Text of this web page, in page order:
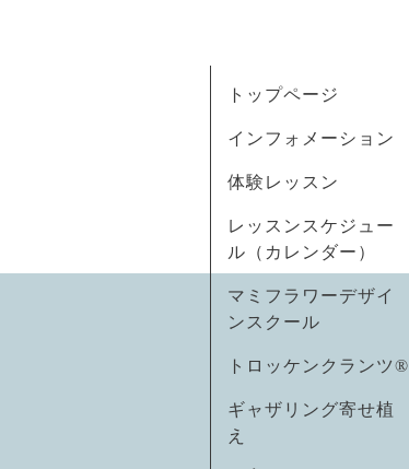
トップページ
インフォメーション
体験レッスン
レッスンスケジュー
ル（カレンダー）
マミフラワーデザイ
ンスクール
トロッケンクランツ®
ギャザリング寄せ植
え